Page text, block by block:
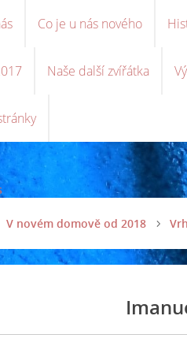
Co je u nás nového
Naše další zvířátka
V novém domově od 2018